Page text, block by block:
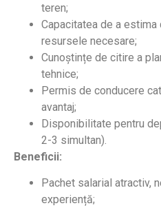
teren;
Capacitatea de a
resursele necesare;
Cunoștințe de citire a
tehnice;
Permis de conducere
avantaj;
Disponibilitate pentru
2-3 simultan).
Beneficii:
Pachet salarial atractiv,
experiență;